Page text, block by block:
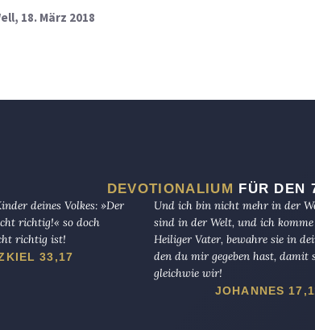
, 18. März 2018
DEVOTIONALIUM FÜR DEN
deines Volkes: »Der
richtig!« so doch
richtig ist!
33,17
Und ich bin nicht mehr in der
sind in der Welt, und ich
Heiliger Vater, bewahre sie in
den du mir gegeben hast, damit
gleichwie wir!
JOHANNES